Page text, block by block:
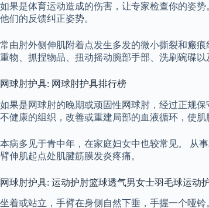
如果是体育运动造成的伤害，让专家检查你的姿
他们的反馈纠正姿势。
常由肘外侧伸肌附着点发生多发的微小撕裂和瘢
重物、抓捏物品、扭动摇动腕部手部、洗刷碗碟
网球肘护具: 网球肘护具排行榜
如果是网球肘的晚期或顽固性网球肘，经过正规
不健康的组织，改善或重建局部的血液循环，使
本病多见于青中年，在家庭妇女中也较常见。 从
臂伸肌起点处肌腱筋膜发炎疼痛。
网球肘护具: 运动护肘篮球透气男女士羽毛球运动
坐着或站立，手臂在身侧自然下垂，手握一个哑